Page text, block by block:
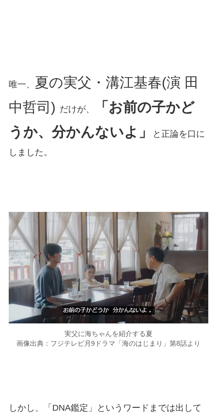
唯一、 夏の実父・溝江基春(演 田
中哲司) だけが、
「お前の子かど
うか、分かんないよ」
と正論を口に
しました。
実父に海ちゃんを紹介する夏
画像出典：フジテレビ月9ドラマ「海のはじまり」第8話より
しかし、「DNA鑑定」というワードまでは出して